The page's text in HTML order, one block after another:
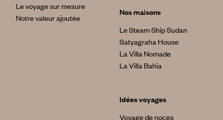
Le voyage sur mesure
Notre valeur ajoutée
Nos maisons
Le Steam Ship Sudan
Satyagraha House
La Villa Nomade
La Villa Bahia
Idées voyages
Voyage de noces